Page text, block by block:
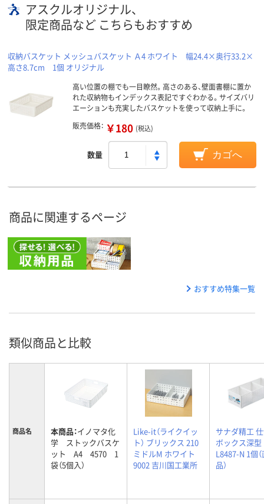
アスクルオリジナル、
限定商品など こちらもおすすめ
収納バスケット メッシュバスケット Ａ4 ホワイト 幅24.4×奥行33.2×
高さ8.7cm 1個 オリジナル
高い位置の棚でも一目瞭然。高さのある、壁面書棚に置か
れた収納物もインデックス表記ですぐわかる。サイズバリ
エーションも充実したバスケットを使って収納上手に。
販売価格： ￥180 (税込)
数量 カゴへ
商品に関連するページ
おすすめ特集一覧
類似商品と比較
商品名 本商品：イノマタ化
学 ストックバスケ
ット A4 4570 1
袋（5個入）
Like-it（ライクイッ
ト） ブリックス 210
ミドルM ホワイト
9002 吉川国工業所
サナダ精工
ボックス深型
L8487-N 1個
品）